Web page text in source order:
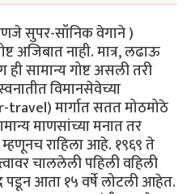
सुपर-सॉनिक वेगाने )
अजिबात नाही. मात्र, लढाऊ
ही सामान्य गोष्ट असली तरी
विमानसेवेच्या
मार्गात सतत मोठमोठे
माणसांच्या मनात तर
राहिला आहे. १९६९ ते
चाललेली पहिली वहिली
पडून आता १५ वर्षे लोटली आहेत.